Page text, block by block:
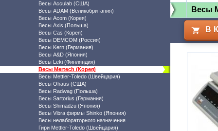
Весы Acculab (США)
Весы ADAM (Великобритания)
Весы Acom (Корея)
Весы Axis (Польша)
Весы Cas (Корея)
Весы DEMCOM (Россия)
Весы Kern (Германия)
Весы A&D (Япония)
Весы Leki (Финляндия)
Весы Mertech (Корея)
Весы Mettler-Toledo (Швейцария)
Весы Ohaus (США)
Весы Radwag (Польша)
Весы Sartorius (Германия)
Весы Shimadzu (Япония)
Весы Vibra фирмы Shinko (Япония)
Весы нелабораторного назначения
Гири Mettler-Toledo (Швейцария)
Весы
В